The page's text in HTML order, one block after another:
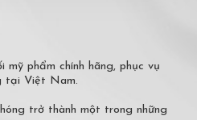
phẩm chính hãng, phục vụ
tại Việt Nam.
trở thành một trong những